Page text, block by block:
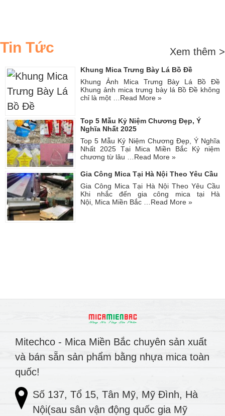
Tin Tức Xem thêm >
Khung Mica Trưng Bày Lá Bồ Đề
Khung Ảnh Mica Trưng Bày Lá Bồ Đề
Khung ảnh mica trưng bày lá Bồ Đề không
chỉ là một … Read More »
Top 5 Mẫu Kỷ Niệm Chương Đẹp, Ý
Nghĩa Nhất 2025
Top 5 Mẫu Kỷ Niệm Chương Đẹp, Ý Nghĩa
Nhất 2025 Tại Mica Miền Bắc Kỷ niệm
chương từ lâu … Read More »
Gia Công Mica Tại Hà Nội Theo Yêu Cầu
Gia Công Mica Tại Hà Nội Theo Yêu Cầu
Khi nhắc đến gia công mica tại Hà
Nội, Mica Miền Bắc …Read More »
Mitechco - Mica Miền Bắc chuyên sản xuất
và bán sẵn sản phẩm bằng nhựa mica toàn
quốc!
Số 137, Tổ 15, Tân Mỹ, Mỹ Đình, Hà
Nội(sau sân vận động quốc gia Mỹ